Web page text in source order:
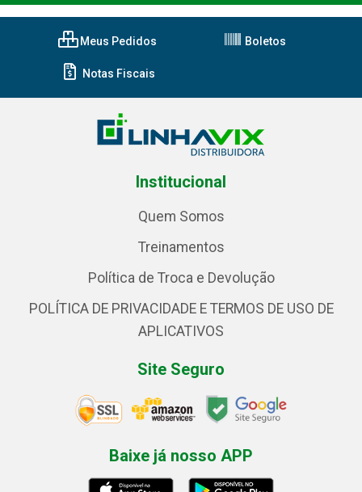
Meus Pedidos Boletos
Notas Fiscais
Institucional
Quem Somos
Treinamentos
Política de Troca e Devolução
POLÍTICA DE PRIVACIDADE E TERMOS DE USO DE
APLICATIVOS
Site Seguro
Baixe já nosso APP